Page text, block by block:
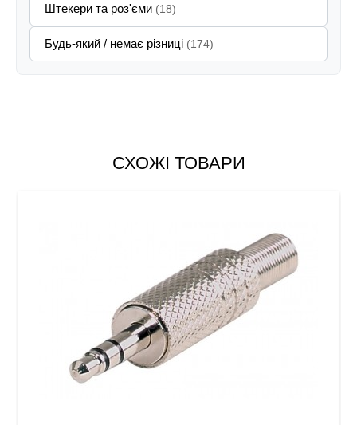
Штекери та роз'єми (18)
Будь-який / немає різниці (174)
СХОЖІ ТОВАРИ